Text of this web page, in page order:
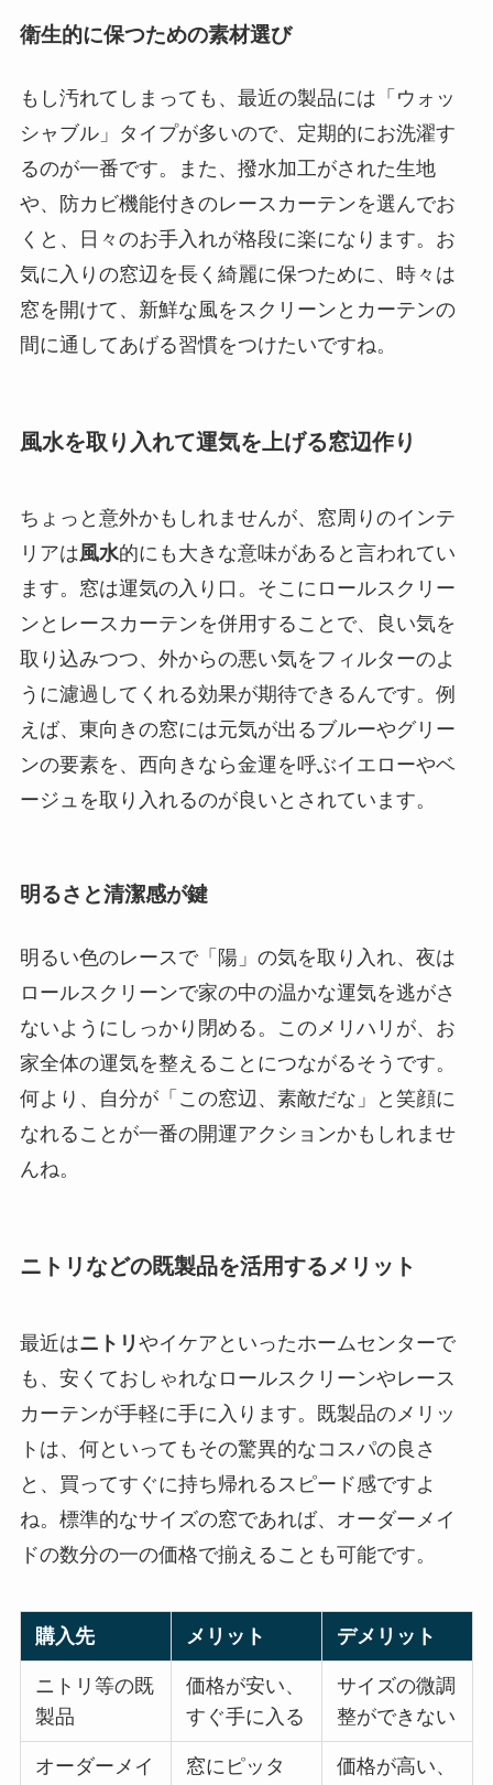
衛生的に保つための素材選び
もし汚れてしまっても、最近の製品には「ウォッ
シャブル」タイプが多いので、定期的にお洗濯す
るのが一番です。また、撥水加工がされた生地
や、防カビ機能付きのレースカーテンを選んでお
くと、日々のお手入れが格段に楽になります。お
気に入りの窓辺を長く綺麗に保つために、時々は
窓を開けて、新鮮な風をスクリーンとカーテンの
間に通してあげる習慣をつけたいですね。
風水を取り入れて運気を上げる窓辺作り
ちょっと意外かもしれませんが、窓周りのインテ
リアは風水的にも大きな意味があると言われてい
ます。窓は運気の入り口。そこにロールスクリー
ンとレースカーテンを併用することで、良い気を
取り込みつつ、外からの悪い気をフィルターのよ
うに濾過してくれる効果が期待できるんです。例
えば、東向きの窓には元気が出るブルーやグリー
ンの要素を、西向きなら金運を呼ぶイエローやベ
ージュを取り入れるのが良いとされています。
明るさと清潔感が鍵
明るい色のレースで「陽」の気を取り入れ、夜は
ロールスクリーンで家の中の温かな運気を逃がさ
ないようにしっかり閉める。このメリハリが、お
家全体の運気を整えることにつながるそうです。
何より、自分が「この窓辺、素敵だな」と笑顔に
なれることが一番の開運アクションかもしれませ
んね。
ニトリなどの既製品を活用するメリット
最近はニトリ やイケアといったホームセンターで
も、安くておしゃれなロールスクリーンやレース
カーテンが手軽に手に入ります。既製品のメリッ
トは、何といってもその驚異的なコスパの良さ
と、買ってすぐに持ち帰れるスピード感ですよ
ね。標準的なサイズの窓であれば、オーダーメイ
ドの数分の一の価格で揃えることも可能です。
購入先 メリット デメリット
ニトリ等の既
製品
価格が安い、
すぐ手に入る
サイズの微調
整ができない
オーダーメイ
窓にピッタ
価格が高い、